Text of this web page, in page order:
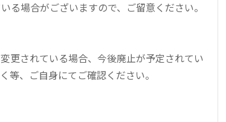
場合がございますので、ご留意ください。
更されている場合、今後廃止が予定されてい
等、ご自身にてご確認ください。